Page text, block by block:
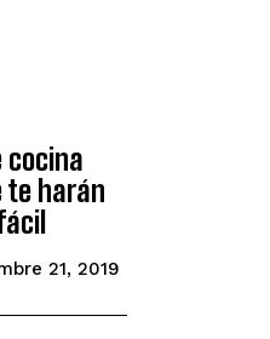
cocina
te harán
21, 2019